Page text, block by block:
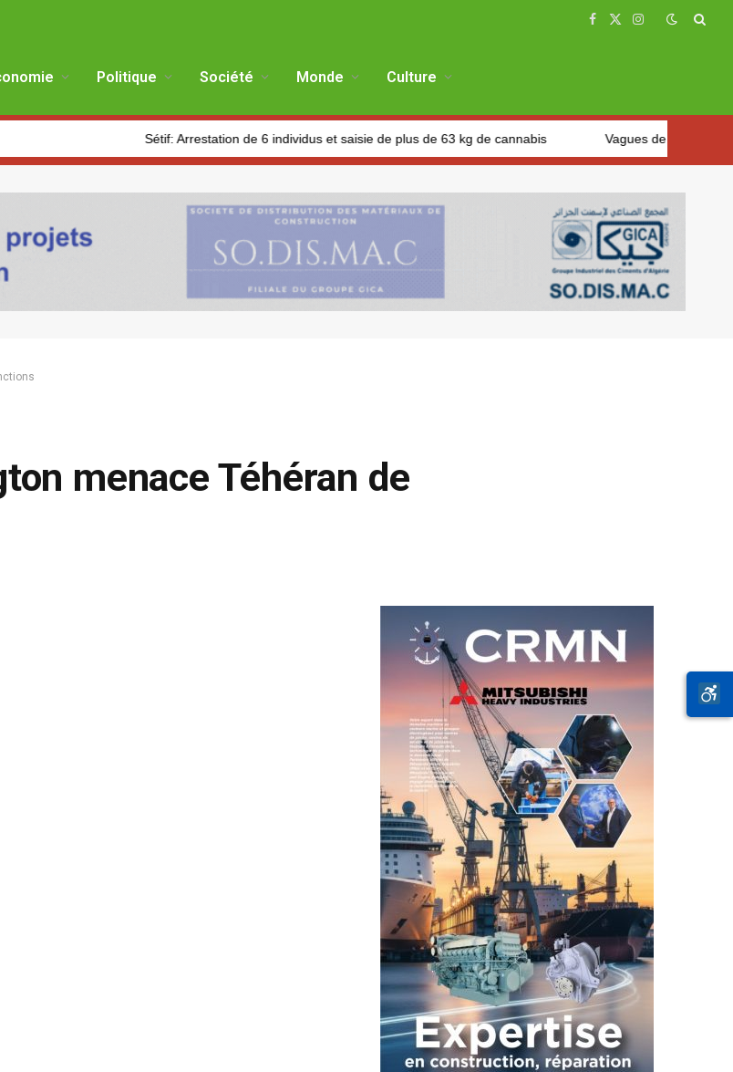
Facebook
X
Instagram
Politique Société Monde Culture
Sétif: Arrestation de 6 individus et saisie de plus de 63 kg de cannabis Vagues de chaleurs: La vigilance
menace Téhéran de